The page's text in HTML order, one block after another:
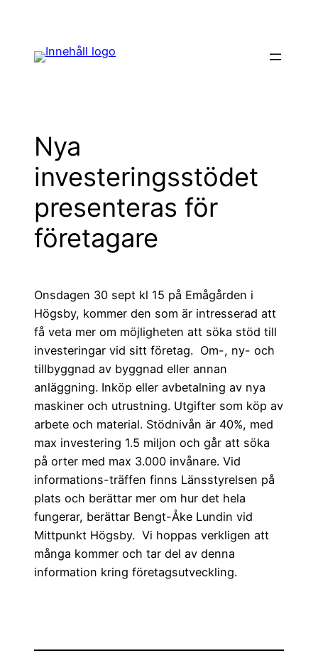
innehåll
Nya
investeringsstödet
presenteras för
företagare
Onsdagen 30 sept kl 15 på Emågården i
Högsby, kommer den som är intresserad att
få veta mer om möjligheten att söka stöd till
investeringar vid sitt företag. Om-, ny- och
tillbyggnad av byggnad eller annan
anläggning. Inköp eller avbetalning av nya
maskiner och utrustning. Utgifter som köp av
arbete och material. Stödnivån är 40%, med
max investering 1.5 miljon och går att söka
på orter med max 3.000 invånare. Vid
informations-träffen finns Länsstyrelsen på
plats och berättar mer om hur det hela
fungerar, berättar Bengt-Åke Lundin vid
Mittpunkt Högsby. Vi hoppas verkligen att
många kommer och tar del av denna
information kring företagsutveckling.